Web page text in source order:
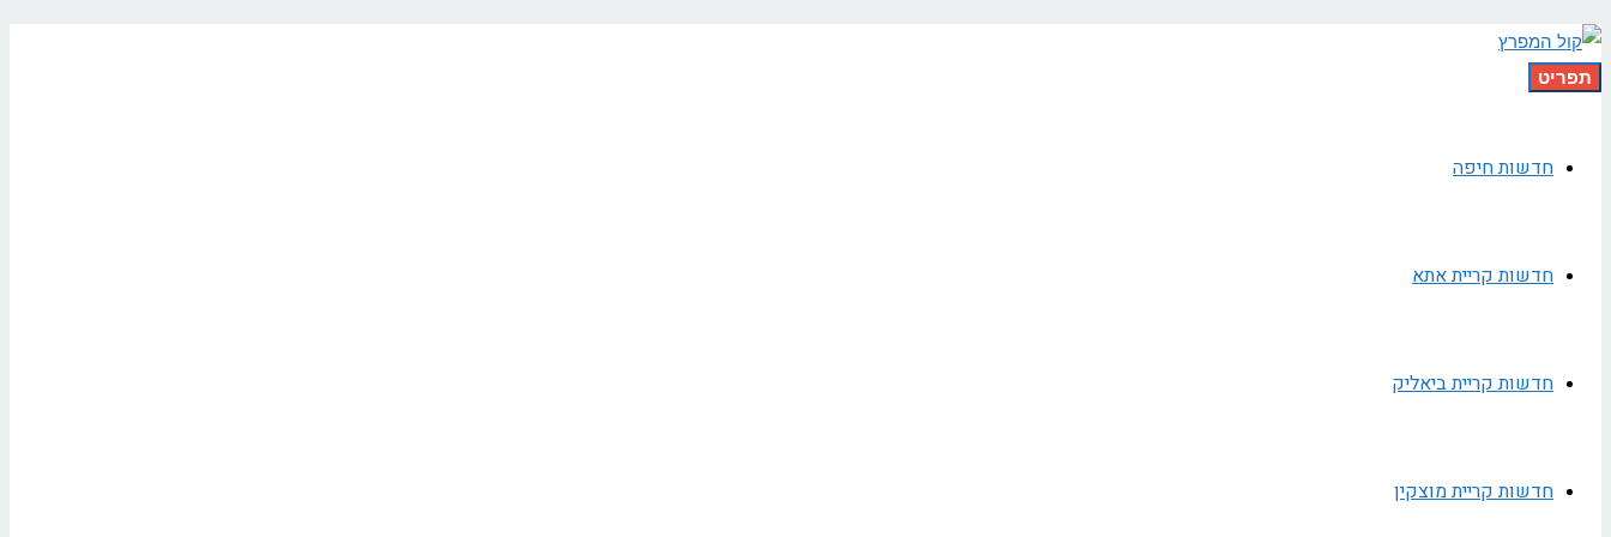
תפריט
חדשות חיפה
חדשות קריית אתא
חדשות קריית ביאליק
חדשות קריית מוצקין